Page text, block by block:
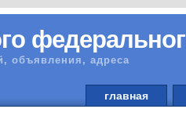
объявления, адреса
главная